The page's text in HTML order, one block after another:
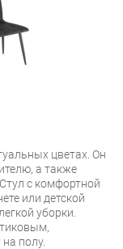
цветах. Он
а также
с комфортной
или детской
уборки.
полу.